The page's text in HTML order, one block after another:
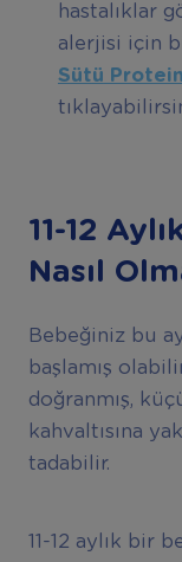
hastalıklar
alerjisi için
Sütü
11-12 Ayl ı
Nası l
Bebeğiniz bu
başlamış
doğranmış,
kahvaltısına
tadabilir.
11-12 aylık bir